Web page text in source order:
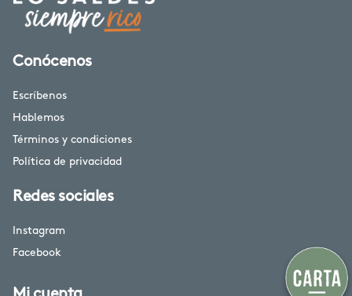
Conócenos
Escríbenos
Hablemos
Términos y condiciones
Política de privacidad
Redes sociales
Instagram
Facebook